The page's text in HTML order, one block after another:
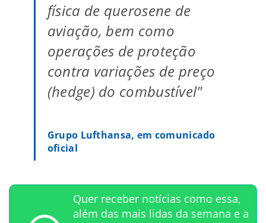
física de querosene de
aviação, bem como
operações de proteção
contra variações de preço
(hedge) do combustível"
Grupo Lufthansa, em comunicado
oficial
Quer receber notícias como essa,
além das mais lidas da semana e a